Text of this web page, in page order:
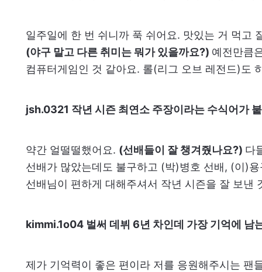
일주일에 한 번 쉬니까 푹 쉬어요. 맛있는 거 먹고
(야구 말고 다른 취미는 뭐가 있을까요?) 예전만큼
컴퓨터게임인 것 같아요. 롤(리그 오브 레전드)도
jsh.0321 작년 시즌 최연소 주장이라는 수식어가
약간 얼떨떨했어요. (선배들이 잘 챙겨줬나요?) 다
선배가 많았는데도 불구하고 (박)병호 선배, (이)
선배님이 편하게 대해주셔서 작년 시즌을 잘 보낸
kimmi.1o04 벌써 데뷔 6년 차인데 가장 기억에 남
제가 기억력이 좋은 편이라 저를 응원해주시는 팬